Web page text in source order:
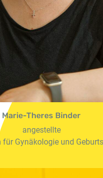
Marie-Theres Binder
angestellte
für Gynäkologie und